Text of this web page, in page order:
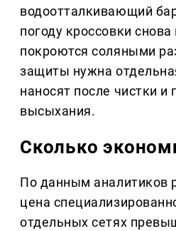
водоотталкивающий
погоду кроссовки
покроются соляными
защиты нужна
наносят после чистки и
высыхания.
Сколько
По данным аналитиков
цена
отдельных сетях